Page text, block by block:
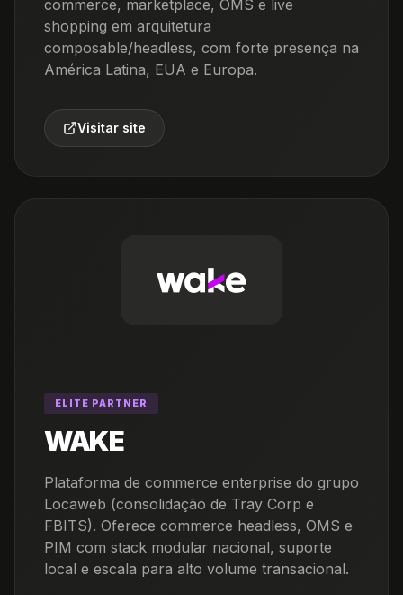
commerce, marketplace, OMS e live
shopping em arquitetura
composable/headless, com forte presença na
América Latina, EUA e Europa.
Visitar site
ELITE PARTNER
WAKE
Plataforma de commerce enterprise do grupo
Locaweb (consolidação de Tray Corp e
FBITS). Oferece commerce headless, OMS e
PIM com stack modular nacional, suporte
local e escala para alto volume transacional.